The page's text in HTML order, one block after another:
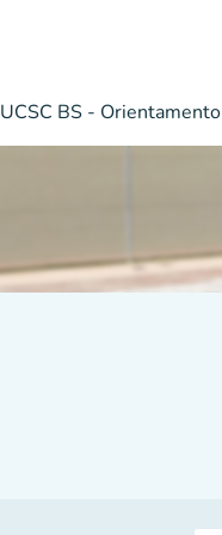
UCSC BS - Orientamento